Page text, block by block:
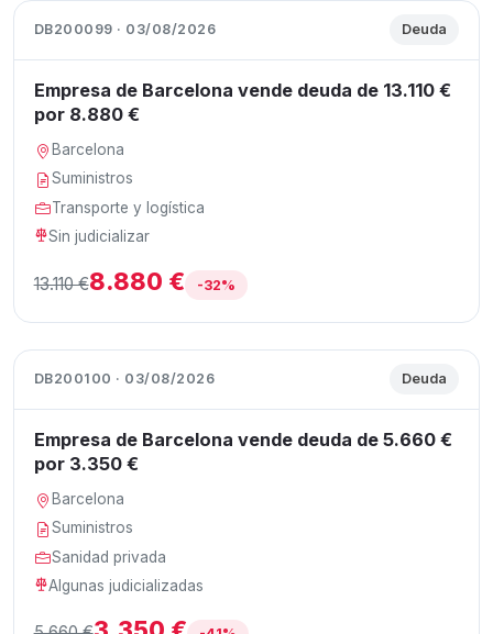
DB200099 · 03/08/2026 Deuda
Empresa de Barcelona vende deuda de 13.110 €
por 8.880 €
Barcelona
Suministros
Transporte y logística
Sin judicializar
13.110 €8.880 € -32%
DB200100 · 03/08/2026 Deuda
Empresa de Barcelona vende deuda de 5.660 €
por 3.350 €
Barcelona
Suministros
Sanidad privada
Algunas judicializadas